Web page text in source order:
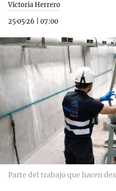
Victoria Herrero
25·05·26
07:00
Parte del trabajo que hacen